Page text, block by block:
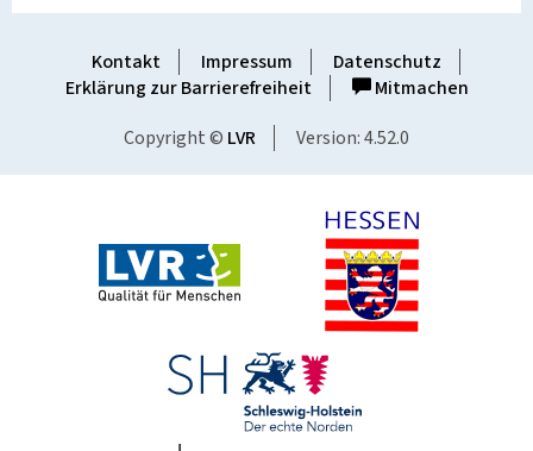
Kontakt Impressum
Datenschutz
Erklärung zur Barrierefreiheit
Mitmachen
Copyright © LVR Version: 4.52.0